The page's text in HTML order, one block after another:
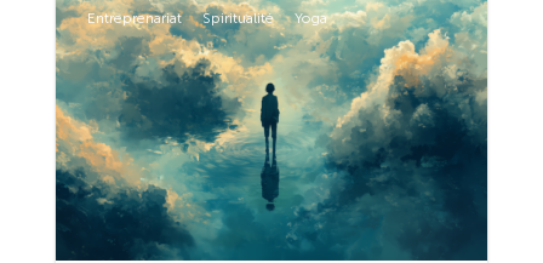
Entreprenariat Spiritualité Yoga